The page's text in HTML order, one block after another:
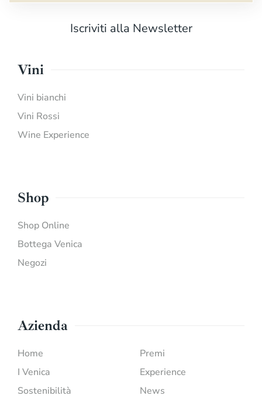
Iscriviti alla Newsletter
Vini
Vini bianchi
Vini Rossi
Wine Experience
Shop
Shop Online
Bottega Venica
Negozi
Azienda
Home
I Venica
Sostenibilità
Premi
Experience
News